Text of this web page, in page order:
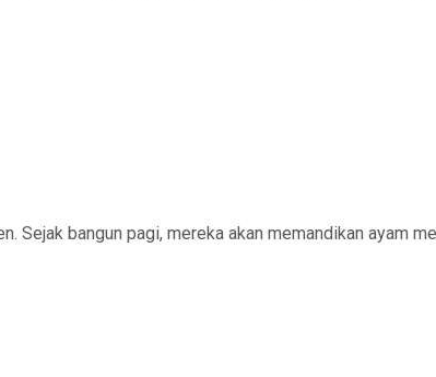
Sejak bangun pagi, mereka akan memandikan ayam